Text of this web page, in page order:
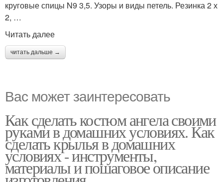
круговые спицы N9 3,5. Узоры и виды петель. Резинка 2 х
2, …
Читать далее
читать дальше →
Вас может заинтересовать
Как сделать костюм ангела своими
руками в домашних условиях. Как
сделать крылья в домашних
условиях - инструменты,
материалы и пошаговое описание